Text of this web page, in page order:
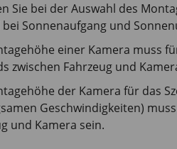
Sie bei der Auswahl des
bei Sonnenaufgang und
einer Kamera muss
zwischen Fahrzeug und
der Kamera für das
Geschwindigkeiten)
und Kamera sein.